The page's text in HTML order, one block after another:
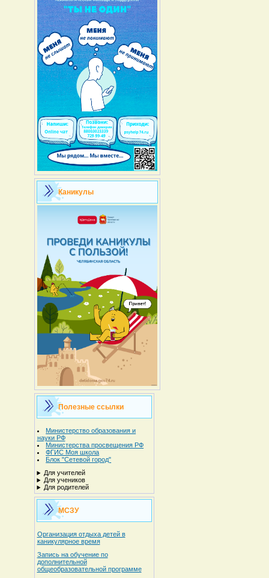
Каникулы
Полезные ссылки
Министерство образования и
науки РФ
Министерства просвещения РФ
ФГИС Моя школа
Блок "Сетевой город"
Для учителей
Для учеников
Для родителей
МСЗУ
Организация отдыха детей в
каникулярное время
Запись на обучение по
дополнительной
общеобразовательной программе